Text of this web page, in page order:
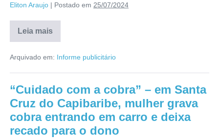
Eliton Araujo | Postado em 25/07/2024
Leia mais
Arquivado em: Informe publicitário
“Cuidado com a cobra” – em Santa
Cruz do Capibaribe, mulher grava
cobra entrando em carro e deixa
recado para o dono